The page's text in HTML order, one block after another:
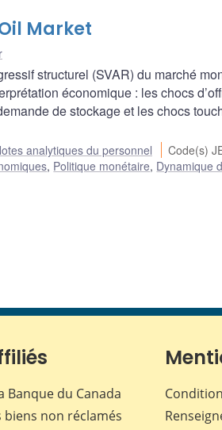
Market
structurel (SVAR) du marché
économique : les chocs
de stockage et les chocs
analytiques du personnel Code(s)
, Politique monétaire, Dynamique
Banque du Canada
biens non réclamés